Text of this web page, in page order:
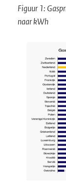
Figuur 1:
naar kWh